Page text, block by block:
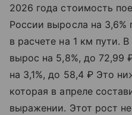
2026 года стоимость
России выросла на 3,6%
в расчете на 1 км пути.
вырос на 5,8%, до 72,99
на 3,1%, до 58,4 ₽ Это
которая в апреле
выражении. Этот рост